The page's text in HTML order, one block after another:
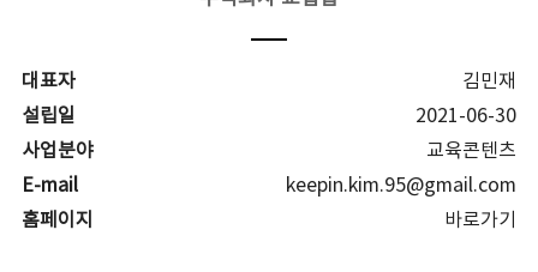
대표자
김민재
설립일
2021-06-30
사업분야
교육콘텐츠
E-mail
keepin.kim.95@gmail.com
홈페이지
바로가기